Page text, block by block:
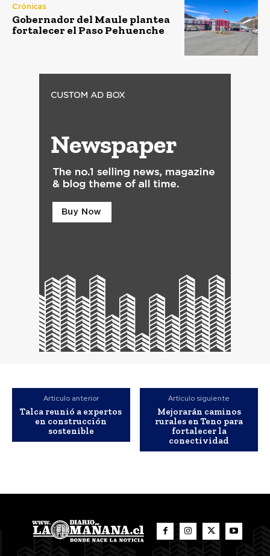
Crónicas
Gobernador del Maule plantea
fortalecer el Paso Pehuenche
Artículo anterior
Talca reunió a expertos
en construcción
sostenible
Artículo siguiente
Mejorarán caminos
rurales en Teno para
fortalecer la
conectividad